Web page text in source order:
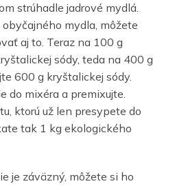
strúhadle jadrové mydlá.
mydla, môžete
aj to. Teraz na 100 g
sódy, teda na 400 g
600 g kryštalickej sódy.
do mixéra a premixujte.
ktorú už len presypete do
tak 1 kg ekologického
je záväzný, môžete si ho